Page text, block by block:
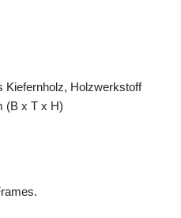
Kiefernholz, Holzwerkstoff
(B x T x H)